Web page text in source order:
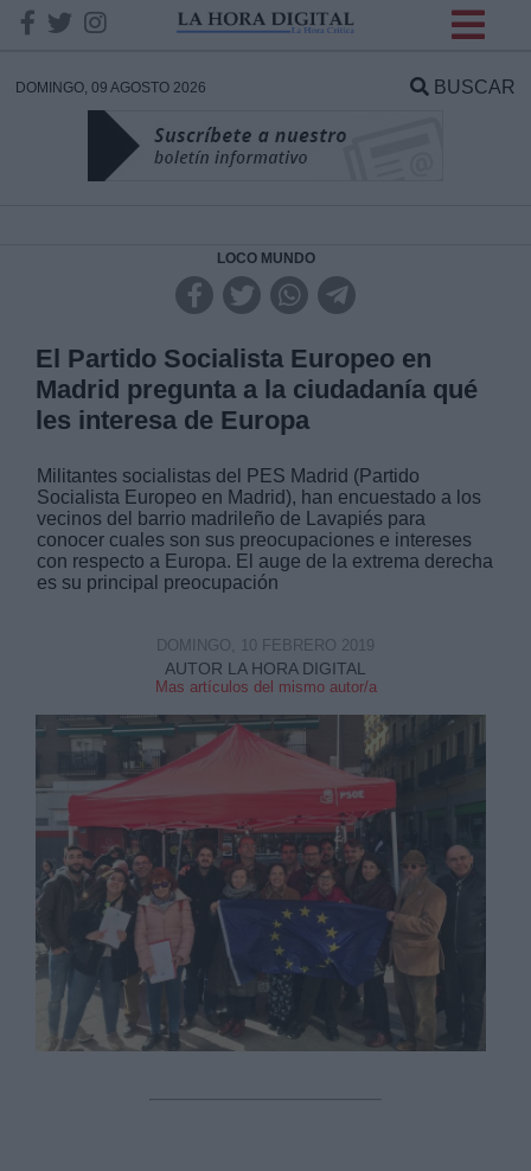
DOMINGO, 09 AGOSTO 2026 BUSCAR
LOCO MUNDO
El Partido Socialista Europeo en
Madrid pregunta a la ciudadanía qué
les interesa de Europa
Militantes socialistas del PES Madrid (Partido
Socialista Europeo en Madrid), han encuestado a los
vecinos del barrio madrileño de Lavapiés para
conocer cuales son sus preocupaciones e intereses
con respecto a Europa. El auge de la extrema derecha
es su principal preocupación
AUTOR LA HORA DIGITAL
Mas artículos del mismo autor/a
DOMINGO, 10 FEBRERO 2019
DATOS
Responsable:
Legitimación:
Destinatarios:
link
Información adicional